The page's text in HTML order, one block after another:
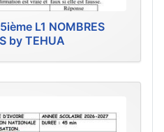
L1 NOMBRES
by TEHUA